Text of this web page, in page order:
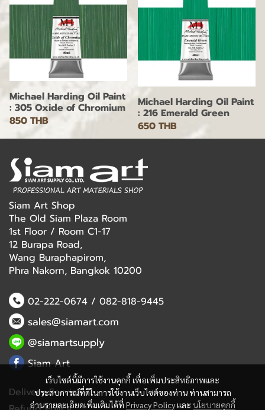
Michael Harding Oil Paint
: 305 Oxide of Chromium
850 THB
Michael Harding Oil Paint
: 216 Emerald Green
650 THB
เว็บไซต์นี้มีการใช้งานคุกกี้ เพื่อเพิ่มประสิทธิภาพและ
ประสบการณ์ที่ดีในการใช้งานเว็บไซต์ของท่าน ท่านสามารถ
อ่านรายละเอียดเพิ่มเติมได้ที่ Privacy Policyและ นโยบายคุกกี้
Siam Art Shop
The Old Siam Plaza Room
1st Floor / Room C1-17
12 Burapa Road,
Wang Buraphapirom,
Phra Nakorn, Bangkok 10200
02-222-0674/ 082-818-9445
sales@siamart.com
@siamartsupply
Siam Art
Delivery Service